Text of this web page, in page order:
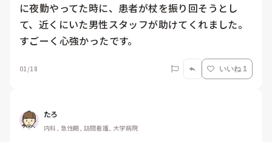
に夜勤やってた時に、患者が杖を振り回そうとし
て、近くにいた男性スタッフが助けてくれました。
すごーく心強かったです。
01/18 いいね 1
たろ
内科, 急性期, 訪問看護, 大学病院